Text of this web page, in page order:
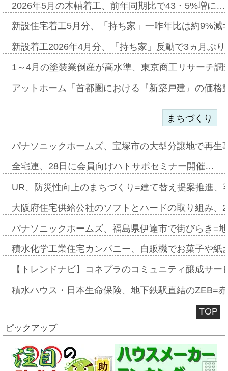
2026年5月の木軸着工、前年同期比で43・5%増に…
新設住宅着工5月分、「持ち家」一昨年比は約9%
新設着工2026年4月分、「持ち家」反動で3ヵ月ぶ
1～4月の塗装業倒産が高水準、東京商工リサーチ
アットホーム「首都圏における『新築戸建』の価
まちづくり
パナソニックホームズ、宝塚市の大型分譲地で再
全宅連、28日に会員向けハトサポセミナー開催…
UR、防災性向上のまちづくり=建て替え提案推進
大阪府住宅供給公社のソフトとハードの取り組み
パナソニックホームズ、福島県伊達市で街びらき=
積水化学工業住宅カンパニー、自販機でお菓子や
【トレンドナビ】コネプラのコミュニティ醸成サ
積水ハウス・日本生命保険、地下鉄駅直結のZEB=
TOP
ピックアップ